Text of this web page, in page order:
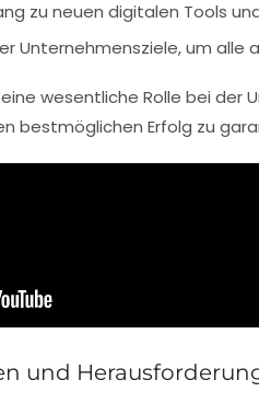
zu neuen digitalen Tools
Unternehmensziele, um alle
wesentliche Rolle bei
bestmöglichen Erfolg zu
und